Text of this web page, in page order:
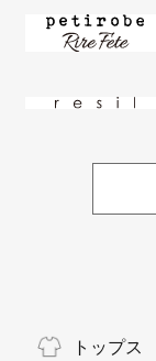
トップス